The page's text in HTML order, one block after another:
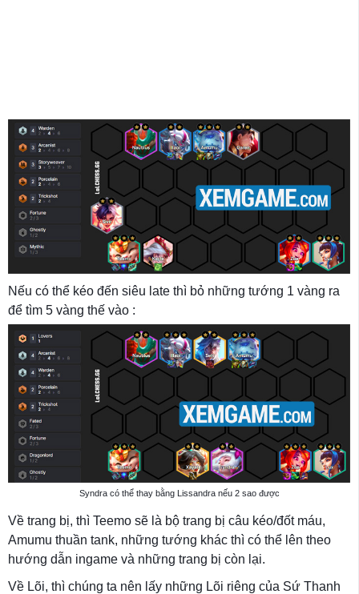
Nếu có thể kéo đến siêu late thì bỏ những tướng 1 vàng ra
để tìm 5 vàng thế vào :
Syndra có thể thay bằng Lissandra nếu 2 sao được
Về trang bị, thì Teemo sẽ là bộ trang bị câu kéo/đốt máu,
Amumu thuần tank, những tướng khác thì có thể lên theo
hướng dẫn ingame và những trang bị còn lại.
Về Lõi, thì chúng ta nên lấy những Lõi riêng của Sứ Thanh